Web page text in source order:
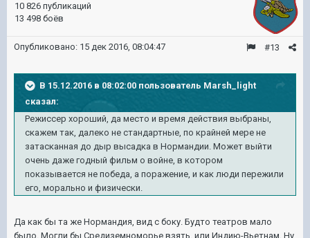
10 826 публикаций
13 498 боёв
#13
Опубликовано: 15 дек 2016, 08:04:47
В 15.12.2016 в 08:02:00 пользователь Marsh_light
сказал:
Режиссер хороший, да место и время действия выбраны,
скажем так, далеко не стандартные, по крайней мере не
затасканная до дыр высадка в Нормандии. Может выйти
очень даже годный фильм о войне, в котором
показывается не победа, а поражение, и как люди пережили
его, морально и физически.
Да как бы та же Нормандия, вид с боку. Будто театров мало
было. Могли бы Средиземноморье взять, или Индию-Вьетнам. Ну